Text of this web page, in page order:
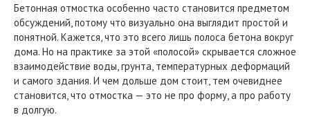
Бетонная отмостка особенно часто становится предметом
обсуждений, потому что визуально она выглядит простой и
понятной. Кажется, что это всего лишь полоса бетона вокруг
дома. Но на практике за этой «полосой» скрывается сложное
взаимодействие воды, грунта, температурных деформаций
и самого здания. И чем дольше дом стоит, тем очевиднее
становится, что отмостка — это не про форму, а про работу
в долгую.